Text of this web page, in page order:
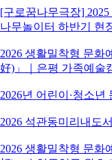
[구로꿈나무극장]
나무놀이터 하반기 현
2026 생활밀착형 문화
好)」｜은평 가족예술
2026년 어린이·청소
2026 석관동미리내도
2026 생활밀착형 문화